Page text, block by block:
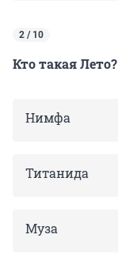
2 / 10
Кто такая Лето?
Нимфа
Титанида
Муза